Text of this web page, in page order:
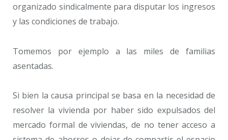
organizado sindicalmente para disputar los ingresos
y las condiciones de trabajo.
Tomemos por ejemplo a las miles de familias
asentadas.
Si bien la causa principal se basa en la necesidad de
resolver la vivienda por haber sido expulsados del
mercado formal de viviendas, de no tener acceso a